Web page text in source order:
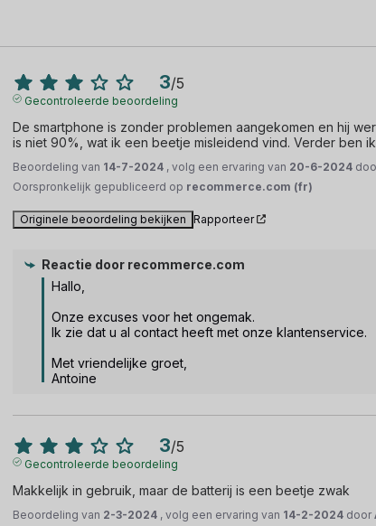
3/5
Gecontroleerde beoordeling
De smartphone is zonder problemen aangekomen en hij
is niet 90%, wat ik een beetje misleidend vind. Verder ben
Beoordeling van 14-7-2024 , volg een ervaring van 20-6-2024
Oorspronkelijk gepubliceerd op recommerce.com (fr)
Originele beoordeling bekijken Rapporteer
Reactie door recommerce.com
Hallo,
Onze excuses voor het ongemak.
Ik zie dat u al contact heeft met onze klantenservice.
Met vriendelijke groet,
Antoine
3/5
Gecontroleerde beoordeling
Makkelijk in gebruik, maar de batterij is een beetje zwak
Beoordeling van 2-3-2024 , volg een ervaring van 14-2-2024 door